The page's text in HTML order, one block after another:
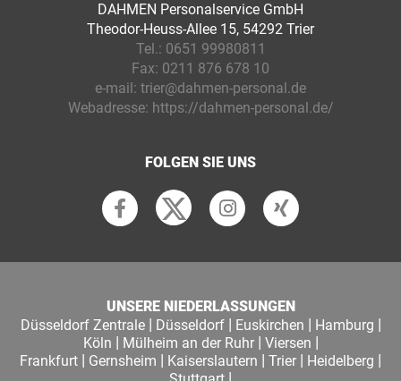
DAHMEN Personalservice GmbH
Theodor-Heuss-Allee 15, 54292 Trier
Tel.: 0651 99980811
Fax: 0211 876 678 10
e-mail: trier@dahmen-personal.de
Webadresse: https://dahmen-personal.de/
FOLGEN SIE UNS
UNSERE NIEDERLASSUNGEN
Düsseldorf Zentrale| Düsseldorf| Euskirchen | Hamburg |
Köln | Mülheim an der Ruhr| Viersen |
Frankfurt | Gernsheim | Kaiserslautern | Trier | Heidelberg |